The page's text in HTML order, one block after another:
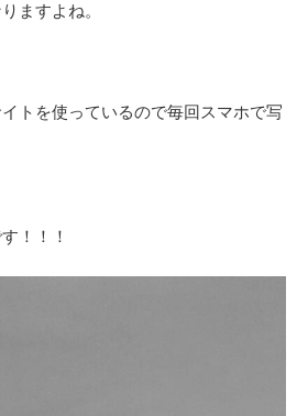
ますよね。
トを使っているので毎回スマホで写
！！！